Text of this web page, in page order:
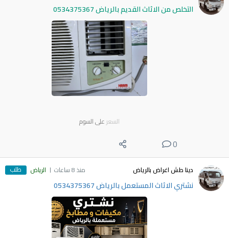
التخلص من الاثاث القديم بالرياض 0534375367
السعر على السوم
0
دينا طش اغراض بالرياض منذ 8 ساعات الرياض طلب
نشتري الاثاث المستعمل بالرياض 0534375367